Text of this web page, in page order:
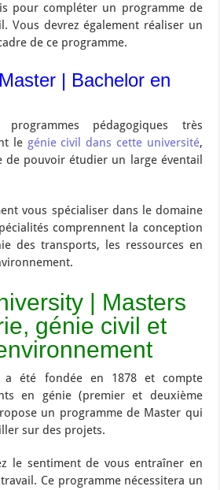
pour compléter un programme de
Vous devrez également réaliser un
de ce programme.
| Bachelor en
pédagogiques très
le génie civil dans cette université,
de pouvoir étudier un large éventail
vous spécialiser dans le domaine
comprennent la conception
des transports, les ressources en
| Masters
génie civil et
a été fondée en 1878 et compte
en génie (premier et deuxième
un programme de Master qui
sur des projets.
le sentiment de vous entraîner en
Ce programme nécessitera un